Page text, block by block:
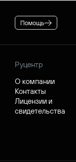
Помощь
Руцентр
О компании
Контакты
Лицензии и
свидетельства